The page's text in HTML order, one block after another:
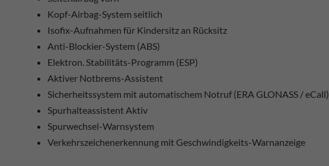
Kopf-Airbag-System seitlich
Isofix-Aufnahmen für Kindersitz an Rücksitz
Anti-Blockier-System (ABS)
Elektron. Stabilitäts-Programm (ESP)
Aktiver Notbrems-Assistent
Sicherheitssystem mit automatischem Notruf (ERA GLONASS / eCall)
Spurhalteassistent Aktiv
Spurwechsel-Warnsystem
Verkehrszeichenerkennung mit Geschwindigkeits-Warnanzeige